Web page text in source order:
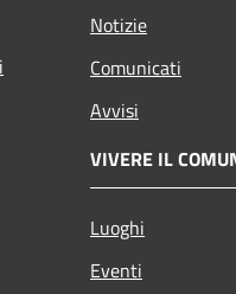
Notizie
Comunicati
Avvisi
VIVERE IL
Luoghi
Eventi